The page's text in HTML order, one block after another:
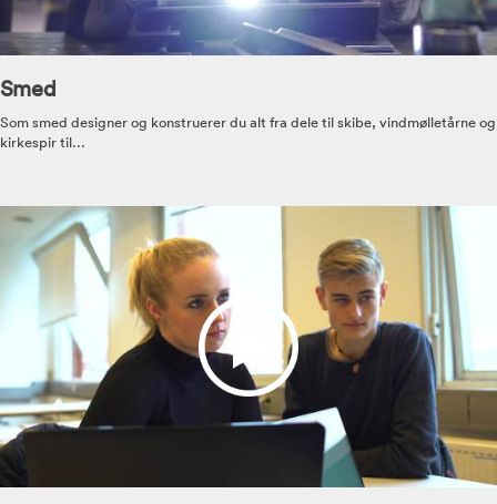
Smed
Som smed designer og konstruerer du alt fra dele til skibe, vindmølletårne og
kirkespir til...